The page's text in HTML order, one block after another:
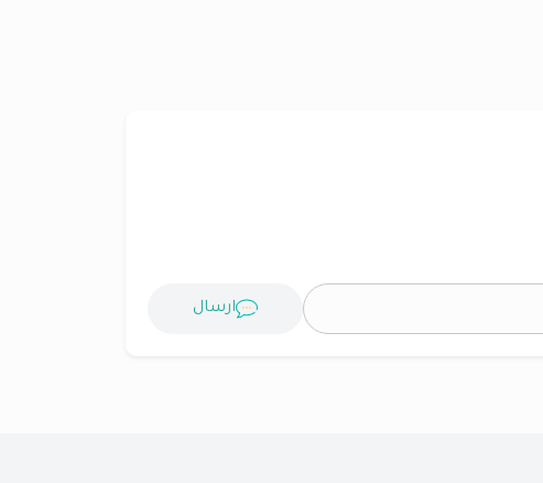
ارسال